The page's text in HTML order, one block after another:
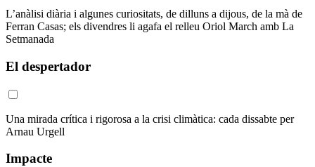
L’anàlisi diària i algunes curiositats, de dilluns a dijous, de la mà de
Ferran Casas; els divendres li agafa el relleu Oriol March amb La
Setmanada
El despertador
Una mirada crítica i rigorosa a la crisi climàtica: cada dissabte per
Arnau Urgell
Impacte